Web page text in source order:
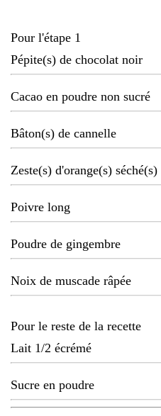
Pour l'étape 1
Pépite(s) de chocolat noir
Cacao en poudre non sucré
Bâton(s) de cannelle
Zeste(s) d'orange(s) séché(s)
Poivre long
Poudre de gingembre
Noix de muscade râpée
Pour le reste de la recette
Lait 1/2 écrémé
Sucre en poudre